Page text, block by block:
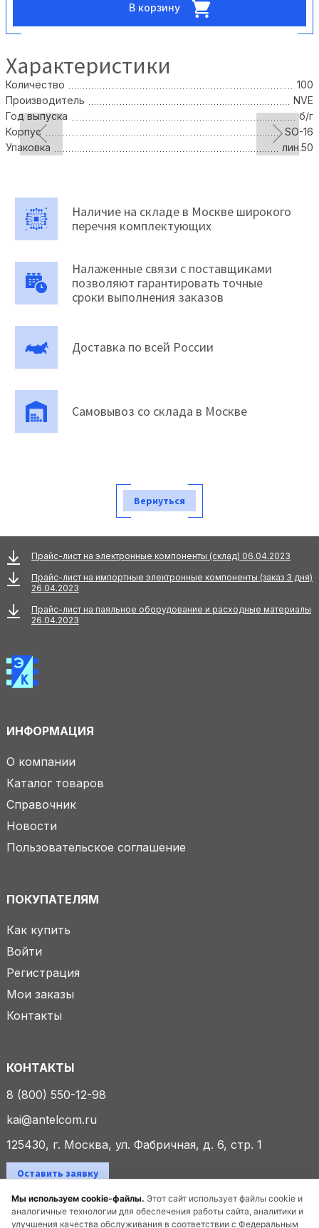
Мы используем cookie-файлы. Этот сайт использует файлы cookie и
аналогичные технологии для обеспечения работы сайта, аналитики и
улучшения качества обслуживания в соответствии с Федеральным
В корзину
Характеристики
Количество
100
Производитель
NVE
Год выпуска
б/г
Корпус
SO-16
Упаковка
лин.50
Наличие на складе в Москве широкого
перечня комплектующих
Налаженные связи с поставщиками
позволяют гарантировать точные
сроки выполнения заказов
Доставка по всей России
Самовывоз со склада в Москве
Вернуться
Прайс-лист на электронные компоненты (склад) 06.04.2023
Прайс-лист на импортные электронные компоненты (заказ 3 дня)
26.04.2023
Прайс-лист на паяльное оборудование и расходные материалы
26.04.2023
ИНФОРМАЦИЯ
О компании
Каталог товаров
Справочник
Новости
Пользовательское соглашение
ПОКУПАТЕЛЯМ
Как купить
Войти
Регистрация
Мои заказы
Контакты
КОНТАКТЫ
8 (800) 550-12-98
kai@antelcom.ru
125430, г. Москва, ул. Фабричная, д. 6, стр. 1
Оставить заявку